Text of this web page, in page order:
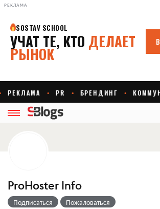
РЕКЛАМА
ProHoster Info
Подписаться Пожаловаться